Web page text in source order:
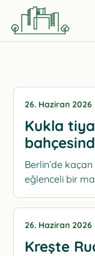
26. Haziran 2026
Kukla
Berlin’de
eğlenceli bir
26. Haziran 2026
Kreşte